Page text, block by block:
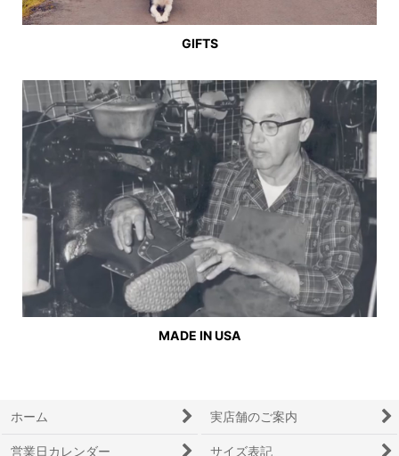
GIFTS
MADE IN USA
ホーム 実店舗のご案内
営業日カレンダー サイズ表記